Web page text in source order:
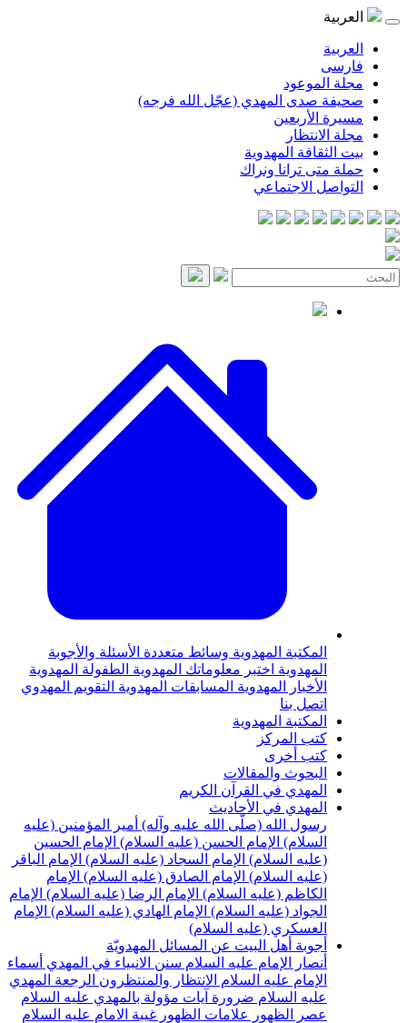
المهدي (عجّل الله فرجه)
المهدوية
ترانا ونراك
الاجتماعي
المهدويةوسائط متعددةالأسئلة والأجوبة
اختبر معلوماتك المهدويةالطفولة المهدوية
المهدويةالمسابقات المهدويةالتقويم المهدوي
المهدوية
والمقالات
في القرآن الكريم
في الأحاديث
الله (صلّى الله عليه وآله) أمير المؤمنين (عليه
الإمام الحسن (عليه السلام) الإمام الحسين
الإمام السجاد (عليه السلام) الإمام الباقر
الإمام الصادق (عليه السلام) الإمام
(عليه السلام) الإمام الرضا (عليه السلام) الإمام
(عليه السلام) الإمام الهادي (عليه السلام) الإمام
(عليه السلام)
أهل البيت عن المسائل المهدويّة
الإمام عليه السلامسنن الانبياء في المهديأسماء
عليه السلامالانتظار والمنتظرونالرجعةالمهدي
السلام ضرورة آيات مؤولة بالمهدي عليه السلام
علامات الظهورغيبة الامام عليه السلام